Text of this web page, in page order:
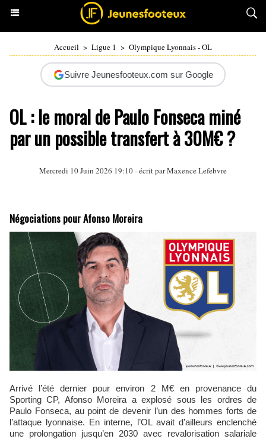
Accueil > Ligue 1 > Olympique Lyonnais - OL
Suivre Jeunesfooteux.com sur Google
OL : le moral de Paulo Fonseca miné
par un possible transfert à 30M€ ?
Mercredi 10 Juin 2026 19:10 - écrit parMaxence Lefebvre
Négociations pour Afonso Moreira
Arrivé l’été dernier pour environ 2 M€ en provenance du
Sporting CP, Afonso Moreira a explosé sous les ordres de
Paulo Fonseca, au point de devenir l’un des hommes forts de
l’attaque lyonnaise. En interne, l’OL avait d’ailleurs enclenché
une prolongation jusqu’en 2030 avec revalorisation salariale